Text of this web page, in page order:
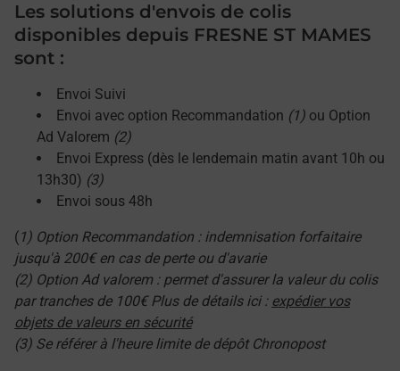
Les solutions d'envois de colis
disponibles depuis FRESNE ST MAMES
sont :
Envoi Suivi
Envoi avec option Recommandation (1) ou Option
Ad Valorem (2)
Envoi Express (dès le lendemain matin avant 10h ou
13h30) (3)
Envoi sous 48h
( 1) Option Recommandation : indemnisation forfaitaire
jusqu'à 200€ en cas de perte ou d'avarie
(2) Option Ad valorem : permet d'assurer la valeur du colis
par tranches de 100€ Plus de détails ici : expédier vos
objets de valeurs en sécurité
(3) Se référer à l'heure limite de dépôt Chronopost